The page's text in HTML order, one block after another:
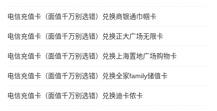
电信充值卡（面值千万别选错）兑换商银通巾帼卡
电信充值卡（面值千万别选错）兑换正大广场无限卡
电信充值卡（面值千万别选错）兑换上海置地广场购物卡
电信充值卡（面值千万别选错）兑换全家family储值卡
电信充值卡（面值千万别选错）兑换迪卡侬卡